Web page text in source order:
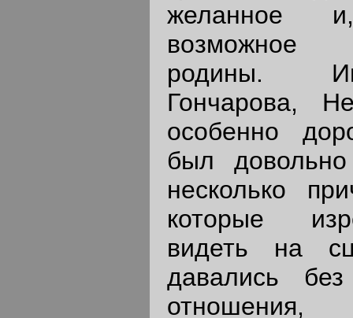
желанное
возможное
родины.
Гончарова,
особенно
был
несколько
которые
видеть на
давались